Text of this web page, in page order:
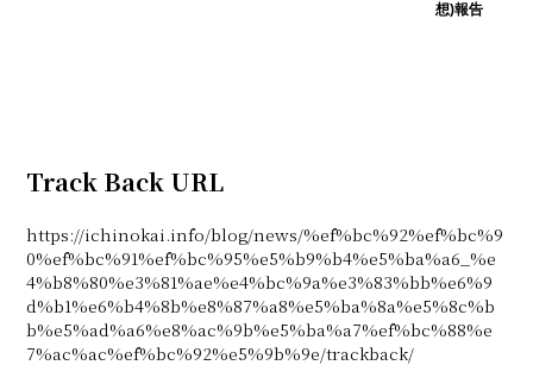
想)報告
Track Back URL
https://ichinokai.info/blog/news/%ef%bc%92%ef%bc%9
0%ef%bc%91%ef%bc%95%e5%b9%b4%e5%ba%a6_%e
4%b8%80%e3%81%ae%e4%bc%9a%e3%83%bb%e6%9
d%b1%e6%b4%8b%e8%87%a8%e5%ba%8a%e5%8c%b
b%e5%ad%a6%e8%ac%9b%e5%ba%a7%ef%bc%88%e
7%ac%ac%ef%bc%92%e5%9b%9e/trackback/